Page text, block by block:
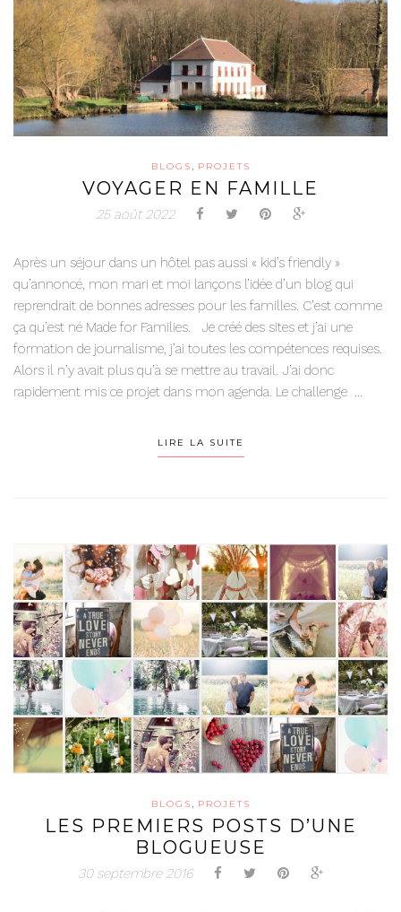
BLOGS , PROJETS
VOYAGER EN FAMILLE
25 août 2022
Après un séjour dans un hôtel pas aussi « kid’s friendly »
qu’annoncé, mon mari et moi lançons l’idée d’un blog qui
reprendrait de bonnes adresses pour les familles. C’est comme
ça qu’est né Made for Families. Je créé des sites et j’ai une
formation de journalisme, j’ai toutes les compétences requises.
Alors il n’y avait plus qu’à se mettre au travail. J’ai donc
rapidement mis ce projet dans mon agenda. Le challenge ...
LIRE LA SUITE
BLOGS , PROJETS
LES PREMIERS POSTS D’UNE
BLOGUEUSE
30 septembre 2016